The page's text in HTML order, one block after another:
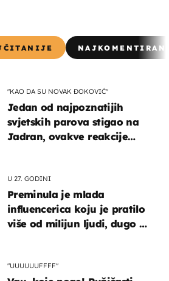
"KAO DA SU NOVAK ĐOKOVIĆ"
Jedan od najpoznatijih
svjetskih parova stigao na
Jadran, ovakve reakcije
U 27. GODINI
Preminula je mlada
influencerica koju je pratilo
više od milijun ljudi, dugo se
"UUUUUUFFFF"